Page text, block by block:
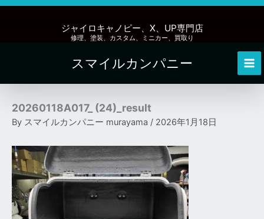
内
ッ
ジャイロキャノピー、X、UP専門店
修理、塗装、カスタム、ミニカー、買取り
スマイルカンパニー
20260118A017_ (24)_result
By スマイルカンパニー murayama / 2026年1月18日